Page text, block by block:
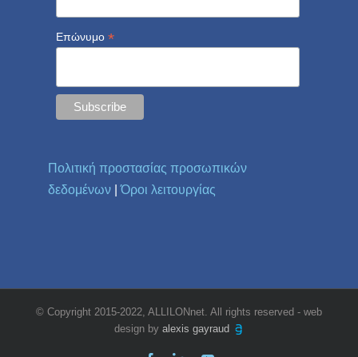
Επώνυμο *
Πολιτική προστασίας προσωπικών
δεδομένων |Όροι λειτουργίας
© Copyright 2015-2022, ALLILONnet. All rights reserved - web
design by alexis gayraud